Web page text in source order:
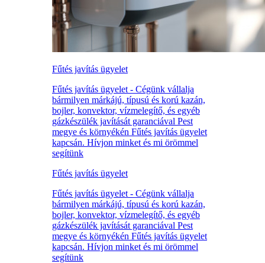
Fűtés javítás ügyelet
Fűtés javítás ügyelet - Cégünk vállalja
bármilyen márkájú, típusú és korú kazán,
bojler, konvektor, vízmelegítő, és egyéb
gázkészülék javítását garanciával Pest
megye és környékén Fűtés javítás ügyelet
kapcsán. Hívjon minket és mi örömmel
segítünk
Fűtés javítás ügyelet
Fűtés javítás ügyelet - Cégünk vállalja
bármilyen márkájú, típusú és korú kazán,
bojler, konvektor, vízmelegítő, és egyéb
gázkészülék javítását garanciával Pest
megye és környékén Fűtés javítás ügyelet
kapcsán. Hívjon minket és mi örömmel
segítünk